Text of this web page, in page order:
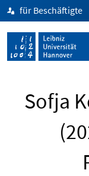
für Beschäftigte
Sofja